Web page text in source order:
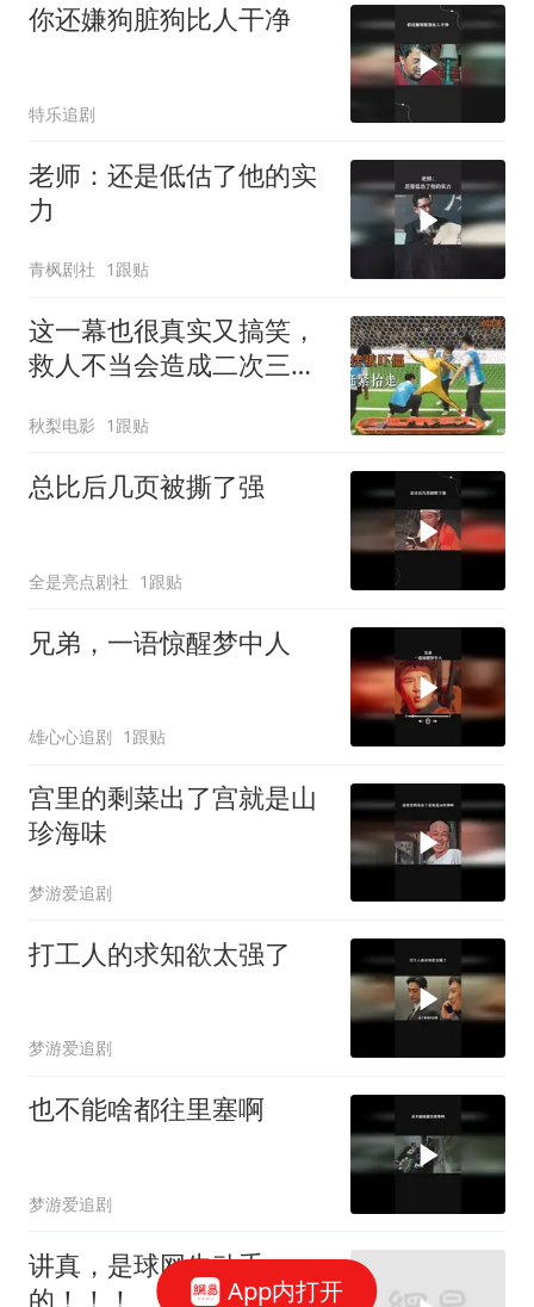
你还嫌狗脏狗比人干净
特乐追剧
老师：还是低估了他的实
力
青枫剧社 1跟贴
这一幕也很真实又搞笑，
救人不当会造成二次三次
秋梨电影 1跟贴
总比后几页被撕了强
全是亮点剧社 1跟贴
兄弟，一语惊醒梦中人
雄心心追剧 1跟贴
宫里的剩菜出了宫就是山
珍海味
梦游爱追剧
打工人的求知欲太强了
梦游爱追剧
也不能啥都往里塞啊
梦游爱追剧
讲真，是球网先动手
的！！！
App内打开